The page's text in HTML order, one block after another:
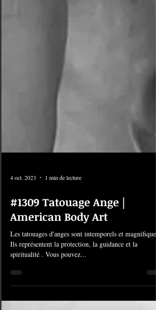
#1309 Tatouage Ange |
American Body Art
Les tatouages d'anges sont intemporels et magnifiques.
Ils représentent la protection, la guidance et la
spiritualité . Vous pouvez...